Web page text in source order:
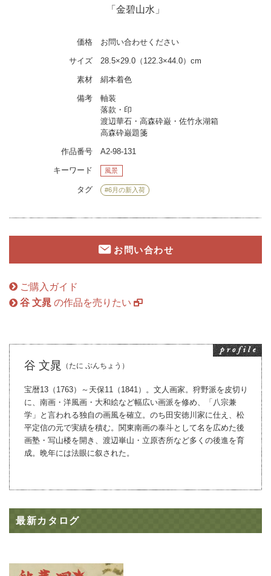
「金碧山水」
価格 お問い合わせください
サイズ 28.5×29.0（122.3×44.0）cm
素材 絹本着色
備考
軸装
落款・印
渡辺華石・高森砕巌・佐竹永湖箱
高森砕巌題箋
作品番号 A2-98-131
キーワード 風景
タグ #6月の新入荷
お問い合わせ
ご購入ガイド
谷 文晁 の作品を売りたい
谷 文晁 （たに ぶんちょう）
宝暦13（1763）～天保11（1841）。文人画家。狩野派を皮切り
に、南画・洋風画・大和絵など幅広い画派を修め、「八宗兼
学」と言われる独自の画風を確立。のち田安徳川家に仕え、松
平定信の元で実績を積む。関東南画の泰斗として名を広めた後
画塾・写山楼を開き、渡辺崋山・立原杏所など多くの後進を育
成。晩年には法眼に叙された。
最新カタログ